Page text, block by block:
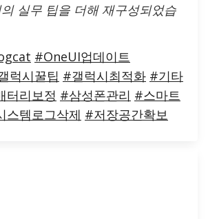
실무 팁을 더해 재구성되었습
#OneUI업데이트
럭시꿀팁 #갤럭시최적화 #기타
터리보정 #삼성폰관리 #스마트
스템로그삭제 #저장공간확보